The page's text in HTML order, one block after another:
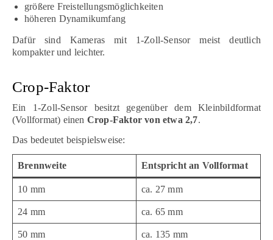
größere Freistellungsmöglichkeiten
höheren Dynamikumfang
Dafür sind Kameras mit 1-Zoll-Sensor meist deutlich
kompakter und leichter.
Crop-Faktor
Ein 1-Zoll-Sensor besitzt gegenüber dem Kleinbildformat
(Vollformat) einen Crop-Faktor von etwa 2,7.
Das bedeutet beispielsweise:
Brennweite Entspricht an Vollformat
10 mm ca. 27 mm
24 mm ca. 65 mm
50 mm ca. 135 mm